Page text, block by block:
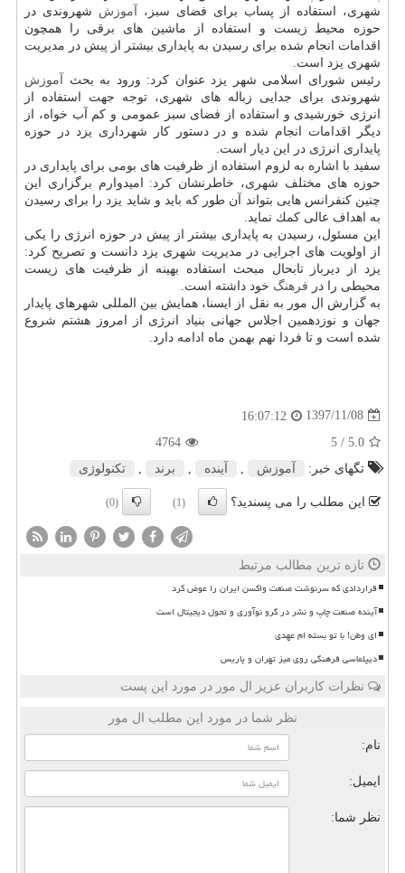
شهری، استفاده از پساب برای فضای سبز،
آموزش شهروندی در
حوزه محیط زیست و استفاده از ماشین های برقی را همچون
اقدامات انجام شده برای رسیدن به پایداری بیشتر از پیش در مدیریت
شهری یزد است.
رئیس شورای اسلامی شهر یزد عنوان كرد: ورود به بحث
آموزش
شهروندی برای جدایی زباله های شهری، توجه جهت استفاده از
انرژی خورشیدی و استفاده از فضای سبز عمومی و كم آب خواه، از
دیگر اقدامات انجام شده و در دستور كار شهرداری یزد در حوزه
پایداری انرژی در این دیار است.
سفید با اشاره به لزوم استفاده از ظرفیت های بومی برای پایداری در
حوزه های مختلف شهری، خاطرنشان كرد: امیدوارم برگزاری این
چنین كنفرانس هایی بتواند آن طور كه باید و شاید یزد را برای رسیدن
به اهداف عالی كمك نماید.
این مسئول، رسیدن به پایداری بیشتر از پیش در حوزه انرژی را یكی
از اولویت های اجرایی در مدیریت شهری یزد دانست و تصریح كرد:
یزد از دیرباز تابحال مبحث استفاده بهینه از ظرفیت های زیست
محیطی را در فرهنگ خود داشته است.
به گزارش ال مور به نقل از ایسنا، همایش بین المللی شهرهای پایدار
جهان و نوزدهمین اجلاس جهانی بنیاد انرژی از امروز هشتم شروع
شده است و تا فردا نهم بهمن ماه ادامه دارد.
1397/11/08
16:07:12
5.0
/ 5
4764
تگهای خبر:
آموزش , آینده , برند , تكنولوژی
این مطلب را می پسندید؟ (1)
(0)
تازه ترین مطالب مرتبط
قراردادی که سرنوشت صنعت واکسن ایران را عوض کرد
آینده صنعت چاپ و نشر در گرو نوآوری و تحول دیجیتال است
ای وطن! با تو بسته ام عهدی
دیپلماسی فرهنگی روی میز تهران و پاریس
نظرات کاربران عزیز ال مور در مورد این پست
نظر شما در مورد این مطلب ال مور
نام:
ایمیل:
نظر شما: